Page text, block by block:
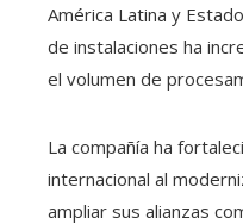
América Latina y
de instalaciones ha
el volumen de
La compañía ha
internacional al
ampliar sus alianzas